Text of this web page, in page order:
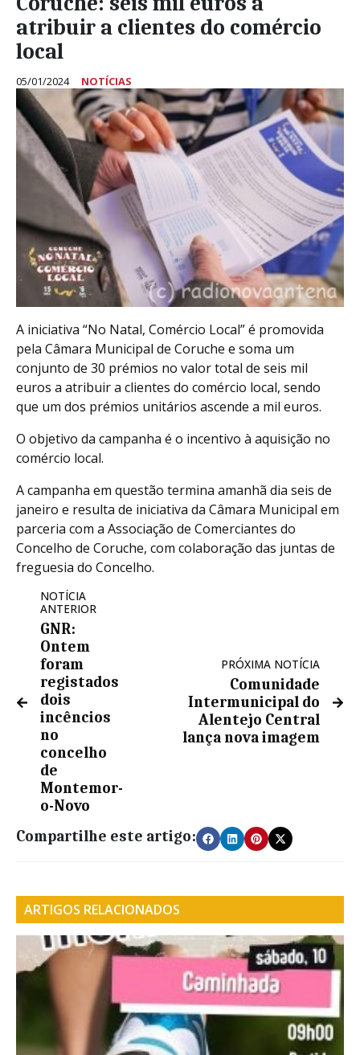
atribuir a clientes do comércio
local
05/01/2024 NOTÍCIAS
A iniciativa “No Natal, Comércio Local” é promovida
pela Câmara Municipal de Coruche e soma um
conjunto de 30 prémios no valor total de seis mil
euros a atribuir a clientes do comércio local, sendo
que um dos prémios unitários ascende a mil euros.
O objetivo da campanha é o incentivo à aquisição no
comércio local.
A campanha em questão termina amanhã dia seis de
janeiro e resulta de iniciativa da Câmara Municipal em
parceria com a Associação de Comerciantes do
Concelho de Coruche, com colaboração das juntas de
freguesia do Concelho.
NOTÍCIA
ANTERIOR
GNR:
Ontem
foram
registados
dois
incêncios
no
concelho
de
Montemor-
o-Novo
PRÓXIMA NOTÍCIA
Comunidade
Intermunicipal do
Alentejo Central
lança nova imagem
Compartilhe este artigo:
ARTIGOS RELACIONADOS